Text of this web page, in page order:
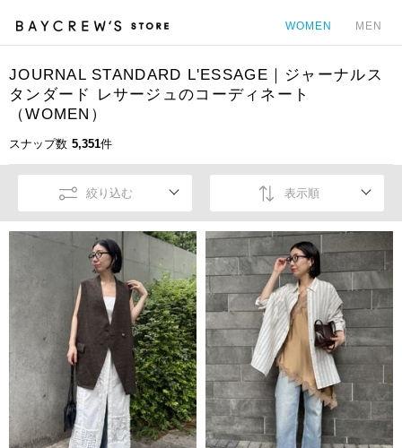
WOMEN MEN
JOURNAL STANDARD L'ESSAGE｜ジャーナルス
タンダード レサージュのコーディネート
（WOMEN）
スナップ数 5,351件
絞り込む 表示順